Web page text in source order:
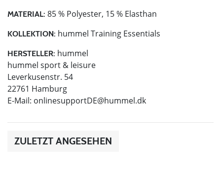
MATERIAL: 85 % Polyester, 15 % Elasthan
KOLLEKTION: hummel Training Essentials
HERSTELLER: hummel
hummel sport & leisure
Leverkusenstr. 54
22761 Hamburg
E-Mail: onlinesupportDE@hummel.dk
ZULETZT ANGESEHEN